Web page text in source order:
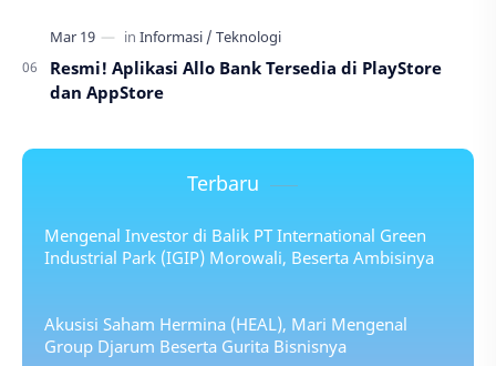
Resmi! Aplikasi Allo Bank Tersedia di PlayStore
dan AppStore
Terbaru
Mengenal Investor di Balik PT International Green
Industrial Park (IGIP) Morowali, Beserta Ambisinya
Akusisi Saham Hermina (HEAL), Mari Mengenal
Group Djarum Beserta Gurita Bisnisnya